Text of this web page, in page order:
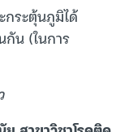
กระตุ้นภูมิได้
กัน (ในการ